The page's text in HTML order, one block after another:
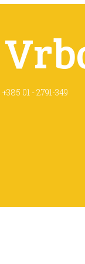
01 - 2791-349